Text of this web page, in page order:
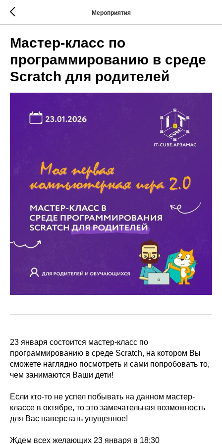
Мероприятия
Мастер-класс по
программированию в среде
Scratch для родителей
23 января состоится мастер-класс по
программированию в среде Scratch, на котором Вы
сможете наглядно посмотреть и сами попробовать то,
чем занимаются Ваши дети!
Если кто-то не успел побывать на данном мастер-
классе в октябре, то это замечательная возможность
для Вас наверстать упущенное!
Ждем всех желающих 23 января в 18:30